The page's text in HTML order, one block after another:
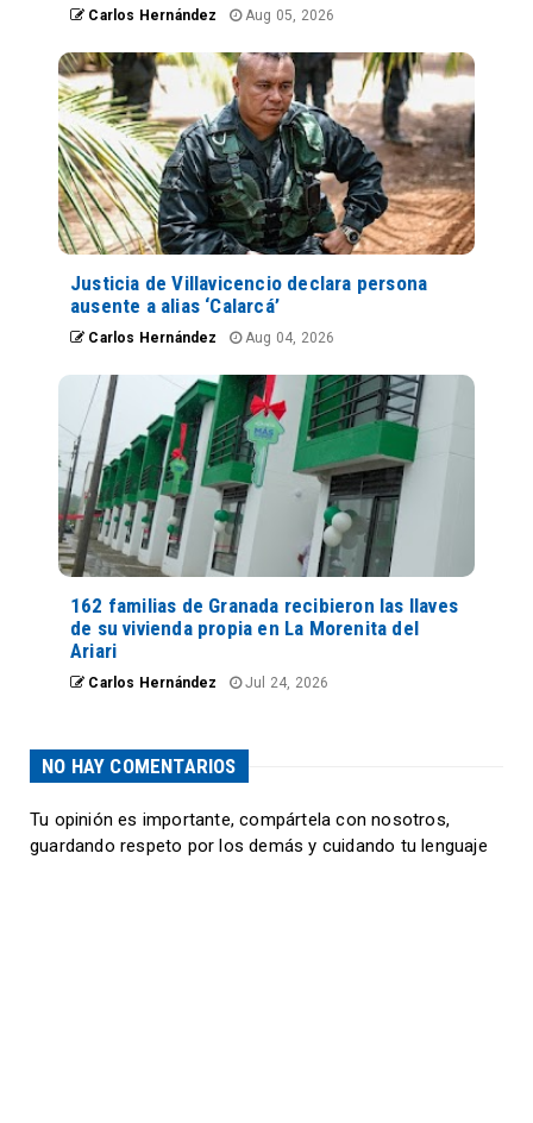
Carlos Hernández Aug 05, 2026
Justicia de Villavicencio declara persona
ausente a alias ‘Calarcá’
Carlos Hernández Aug 04, 2026
162 familias de Granada recibieron las llaves
de su vivienda propia en La Morenita del
Ariari
Carlos Hernández Jul 24, 2026
NO HAY COMENTARIOS
Tu opinión es importante, compártela con nosotros,
guardando respeto por los demás y cuidando tu lenguaje